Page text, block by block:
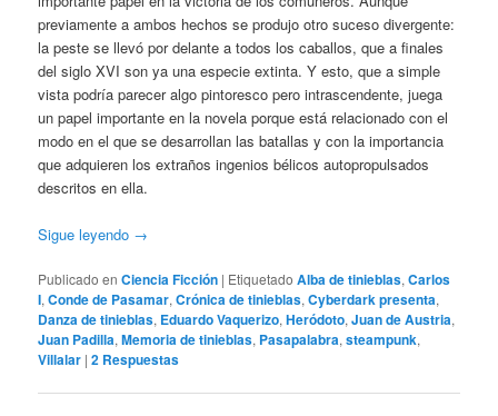
previamente a ambos hechos se produjo otro suceso divergente:
la peste se llevó por delante a todos los caballos, que a finales
del siglo XVI son ya una especie extinta. Y esto, que a simple
vista podría parecer algo pintoresco pero intrascendente, juega
un papel importante en la novela porque está relacionado con el
modo en el que se desarrollan las batallas y con la importancia
que adquieren los extraños ingenios bélicos autopropulsados
descritos en ella.
Sigue leyendo →
Publicado en Ciencia Ficción | Etiquetado Alba de tinieblas,Carlos
I,Conde de Pasamar,Crónica de tinieblas,Cyberdark presenta,
Danza de tinieblas, Eduardo Vaquerizo,Heródoto,Juan de Austria,
Juan Padilla,Memoria de tinieblas, Pasapalabra,steampunk,
Villalar |2 Respuestas